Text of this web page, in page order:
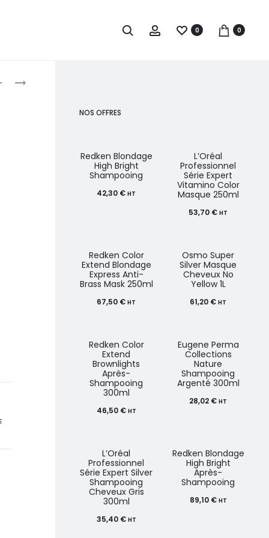
0 0
NOS OFFRES
Redken Blondage
High Bright
Shampooing
42,30 € HT
L’Oréal
Professionnel
Série Expert
Vitamino Color
Masque 250ml
53,70 € HT
Redken Color
Extend Blondage
Express Anti-
Brass Mask 250ml
67,50 € HT
Osmo Super
Silver Masque
Cheveux No
Yellow 1L
61,20 € HT
Redken Color
Extend
Brownlights
Après-
Shampooing
300ml
46,50 € HT
Eugene Perma
Collections
Nature
Shampooing
Argenté 300ml
28,02 € HT
L’Oréal
Professionnel
Série Expert Silver
Shampooing
Cheveux Gris
300ml
35,40 € HT
Redken Blondage
High Bright
Après-
Shampooing
89,10 € HT